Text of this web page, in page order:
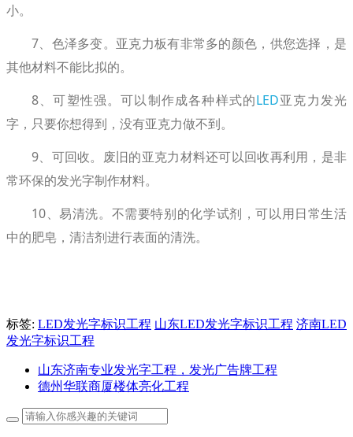
小。
7、色泽多变。亚克力板有非常多的颜色，供您选择，是
其他材料不能比拟的。
8、可塑性强。可以制作成各种样式的LED亚克力发光
字，只要你想得到，没有亚克力做不到。
9、可回收。废旧的亚克力材料还可以回收再利用，是非
常环保的发光字制作材料。
10、易清洗。不需要特别的化学试剂，可以用日常生活
中的肥皂，清洁剂进行表面的清洗。
标签: LED发光字标识工程 山东LED发光字标识工程 济南LED
发光字标识工程
山东济南专业发光字工程，发光广告牌工程
德州华联商厦楼体亮化工程